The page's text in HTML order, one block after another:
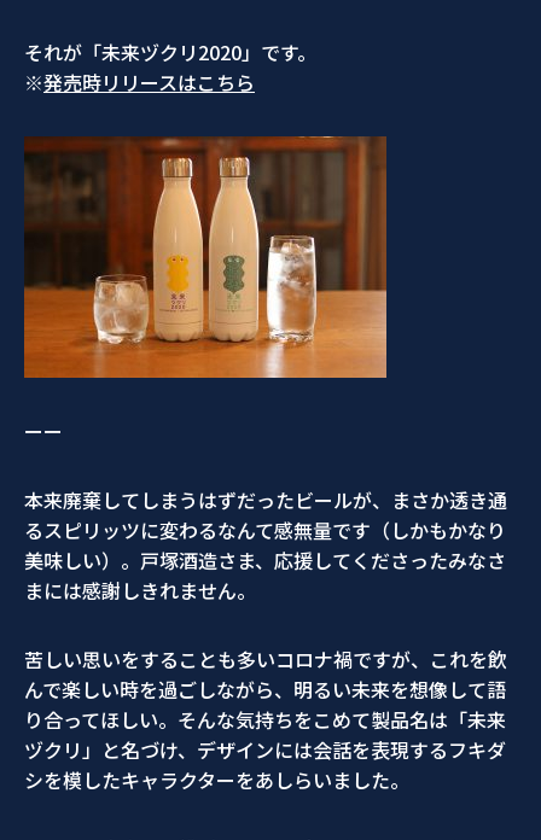
それが「未来ヅクリ2020」です。
※発売時リリースはこちら
ーー
本来廃棄してしまうはずだったビールが、まさか透き通
るスピリッツに変わるなんて感無量です（しかもかなり
美味しい）。戸塚酒造さま、応援してくださったみなさ
まには感謝しきれません。
苦しい思いをすることも多いコロナ禍ですが、これを飲
んで楽しい時を過ごしながら、明るい未来を想像して語
り合ってほしい。そんな気持ちをこめて製品名は「未来
ヅクリ」と名づけ、デザインには会話を表現するフキダ
シを模したキャラクターをあしらいました。